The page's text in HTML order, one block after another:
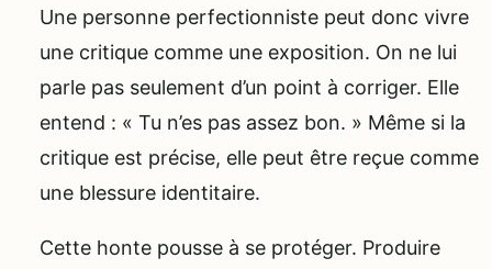
Une personne perfectionniste peut donc vivre
une critique comme une exposition. On ne lui
parle pas seulement d’un point à corriger. Elle
entend : « Tu n’es pas assez bon. » Même si la
critique est précise, elle peut être reçue comme
une blessure identitaire.
Cette honte pousse à se protéger. Produire